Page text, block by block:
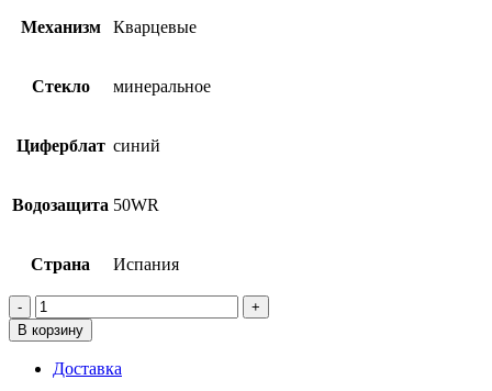
Механизм Кварцевые
Стекло минеральное
Циферблат синий
Водозащита 50WR
Страна Испания
Количество
товара
Festina
F20420/4
В корзину
Доставка